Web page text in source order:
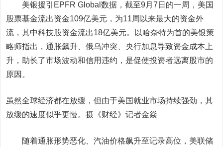
美银援引EPFR Global数据，截至9月7日的一周，美国
股票基金流出资金109亿美元，为11周以来最大的资金外
流，其中科技股资金流出18亿美元。以哈奈特为首的美银策
略师指出，通胀飙升、俄乌冲突、央行加息导致资金成本上
升，助长了市场波动和信用违约，是促使投资者远离股市的
原因。
虽然全球经济都在放缓，但由于美国就业市场持续强劲，其
放缓的速度似乎更慢。摄《财经》记者金焱
随着通胀形势恶化、汽油价格飙升至记录高位，美联储